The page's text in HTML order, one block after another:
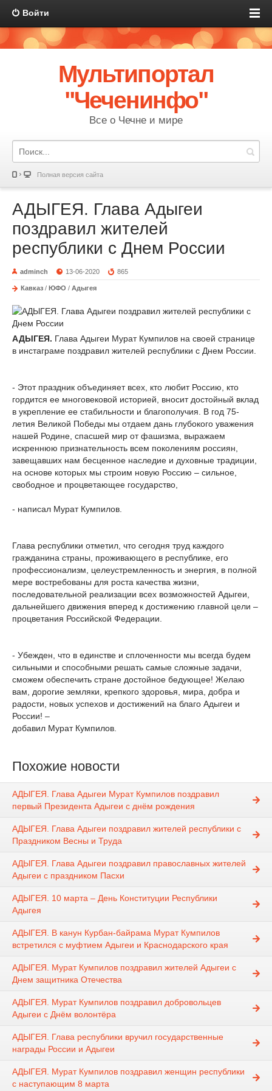
Войти
Мультипортал
"Чеченинфо"
Все о Чечне и мире
Полная версия сайта
АДЫГЕЯ. Глава Адыгеи
поздравил жителей
республики с Днем России
adminch 13-06-2020 865
Кавказ / ЮФО / Адыгея
АДЫГЕЯ. Глава Адыгеи Мурат Кумпилов на своей странице
в инстаграме поздравил жителей республики с Днем России.
- Этот праздник объединяет всех, кто любит Россию, кто
гордится ее многовековой историей, вносит достойный вклад
в укрепление ее стабильности и благополучия. В год 75-
летия Великой Победы мы отдаем дань глубокого уважения
нашей Родине, спасшей мир от фашизма, выражаем
искреннюю признательность всем поколениям россиян,
завещавших нам бесценное наследие и духовные традиции,
на основе которых мы строим новую Россию – сильное,
свободное и процветающее государство,
- написал Мурат Кумпилов.
Глава республики отметил, что сегодня труд каждого
гражданина страны, проживающего в республике, его
профессионализм, целеустремленность и энергия, в полной
мере востребованы для роста качества жизни,
последовательной реализации всех возможностей Адыгеи,
дальнейшего движения вперед к достижению главной цели –
процветания Российской Федерации.
- Убежден, что в единстве и сплоченности мы всегда будем
сильными и способными решать самые сложные задачи,
сможем обеспечить стране достойное бедующее! Желаю
вам, дорогие земляки, крепкого здоровья, мира, добра и
радости, новых успехов и достижений на благо Адыгеи и
России! –
добавил Мурат Кумпилов.
Похожие новости
АДЫГЕЯ. Глава Адыгеи Мурат Кумпилов поздравил
первый Президента Адыгеи с днём рождения
АДЫГЕЯ. Глава Адыгеи поздравил жителей республики с
Праздником Весны и Труда
АДЫГЕЯ. Глава Адыгеи поздравил православных жителей
Адыгеи с праздником Пасхи
АДЫГЕЯ. 10 марта – День Конституции Республики
Адыгея
АДЫГЕЯ. В канун Курбан-байрама Мурат Кумпилов
встретился с муфтием Адыгеи и Краснодарского края
АДЫГЕЯ. Мурат Кумпилов поздравил жителей Адыгеи с
Днем защитника Отечества
АДЫГЕЯ. Мурат Кумпилов поздравил добровольцев
Адыгеи с Днём волонтёра
АДЫГЕЯ. Глава республики вручил государственные
награды России и Адыгеи
АДЫГЕЯ. Мурат Кумпилов поздравил женщин республики
с наступающим 8 марта